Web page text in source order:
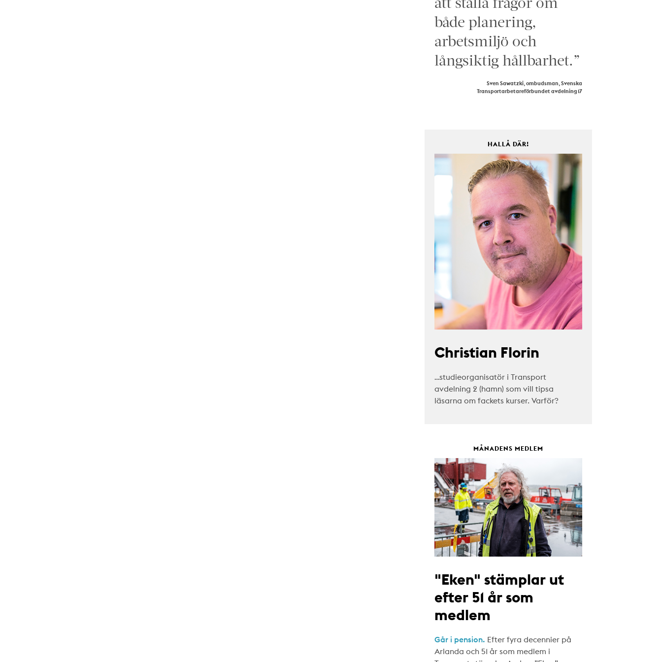
både planering,
arbetsmiljö och
långsiktig hållbarhet.”
Sven Sawatzki, ombudsman, Svenska
Transportarbetareförbundet avdelning 17
HALLÅ DÄR!
Christian Florin
…studieorganisatör i Transport
avdelning 2 (hamn) som vill tipsa
läsarna om fackets kurser. Varför?
MÅNADENS MEDLEM
"Eken" stämplar ut
efter 51 år som
medlem
Går i pension. Efter fyra decennier på
Arlanda och 51 år som medlem i